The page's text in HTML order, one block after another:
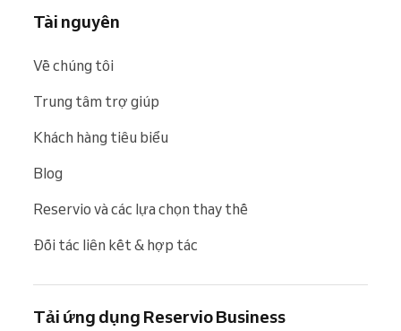
Tài nguyên
Về chúng tôi
Trung tâm trợ giúp
Khách hàng tiêu biểu
Blog
Reservio và các lựa chọn thay thế
Đối tác liên kết & hợp tác
Tải ứng dụng Reservio Business